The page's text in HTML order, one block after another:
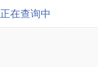
正在查询中